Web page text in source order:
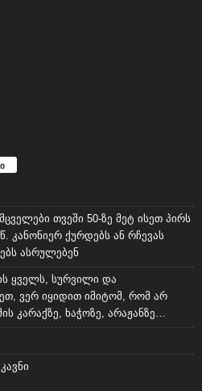
თვეში 50-ზე მეტ ისეთ პირს
კანონიერ ქურდებს ან რჩევას
ასრულებენ
ყველს, სურვილი და
ვერ იყიდით იმიტომ, რომ არ
კარაქზე, ხაჭოზე, არაჟანზე…